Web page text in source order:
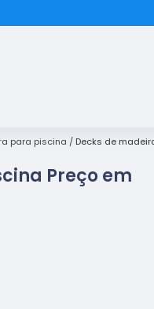
para piscina Decks de
Preço em